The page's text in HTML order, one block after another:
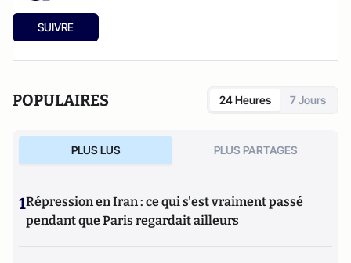
SUIVRE
POPULAIRES 24 Heures 7 Jours
PLUS LUS PLUS PARTAGES
1Répression en Iran : ce qui s'est vraiment passé
pendant que Paris regardait ailleurs